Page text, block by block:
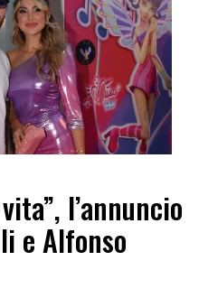
l’annuncio
e Alfonso